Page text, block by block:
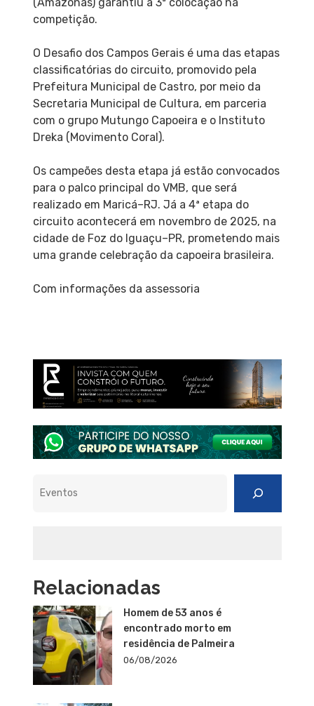
competição.
O Desafio dos Campos Gerais é uma das etapas
classificatórias do circuito, promovido pela
Prefeitura Municipal de Castro, por meio da
Secretaria Municipal de Cultura, em parceria
com o grupo Mutungo Capoeira e o Instituto
Dreka (Movimento Coral).
Os campeões desta etapa já estão convocados
para o palco principal do VMB, que será
realizado em Maricá–RJ. Já a 4ª etapa do
circuito acontecerá em novembro de 2025, na
cidade de Foz do Iguaçu–PR, prometendo mais
uma grande celebração da capoeira brasileira.
Com informações da assessoria
Relacionadas
Homem de 53 anos é
encontrado morto em
residência de Palmeira
06/08/2026